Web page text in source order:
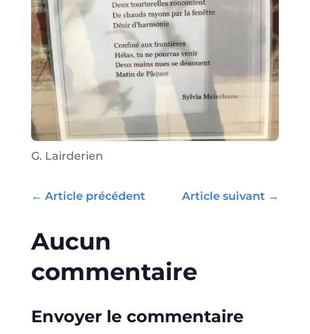
G. Lairderien
← Article précédent Article suivant →
Aucun
commentaire
Envoyer le commentaire